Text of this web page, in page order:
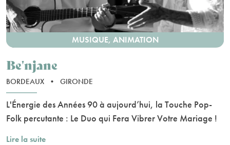
MUSIQUE, ANIMATION
Be'njane
BORDEAUX • GIRONDE
L'Énergie des Années 90 à aujourd’hui, la Touche Pop-
Folk percutante : Le Duo qui Fera Vibrer Votre Mariage !
Lire la suite